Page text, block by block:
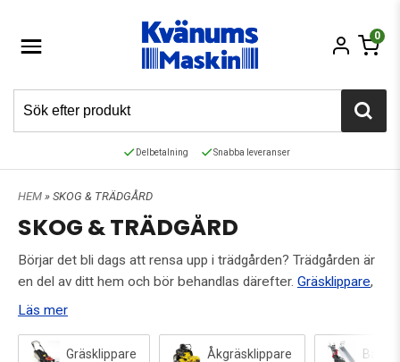
0
Delbetalning Snabba leveranser
HEM » SKOG & TRÄDGÅRD
SKOG & TRÄDGÅRD
Börjar det bli dags att rensa upp i trädgården? Trädgården är
en del av ditt hem och bör behandlas därefter. Gräsklippare,
snöslungor
trädgård!
Läs mer
Gräsklippare Åkgräsklippare